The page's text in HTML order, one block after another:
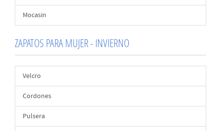
Mocasin
ZAPATOS PARA MUJER - INVIERNO
Velcro
Cordones
Pulsera